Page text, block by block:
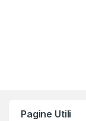
Pagine Utili